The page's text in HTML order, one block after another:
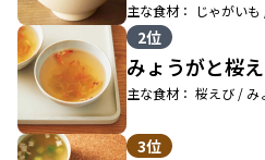
主な食材： じゃがいも
2位
みょうがと桜
主な食材： 桜えび / み
3位